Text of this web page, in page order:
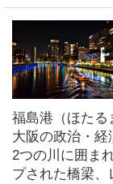
福島港（ほたる
大阪の政治・
2つの川に囲ま
プされた橋梁、